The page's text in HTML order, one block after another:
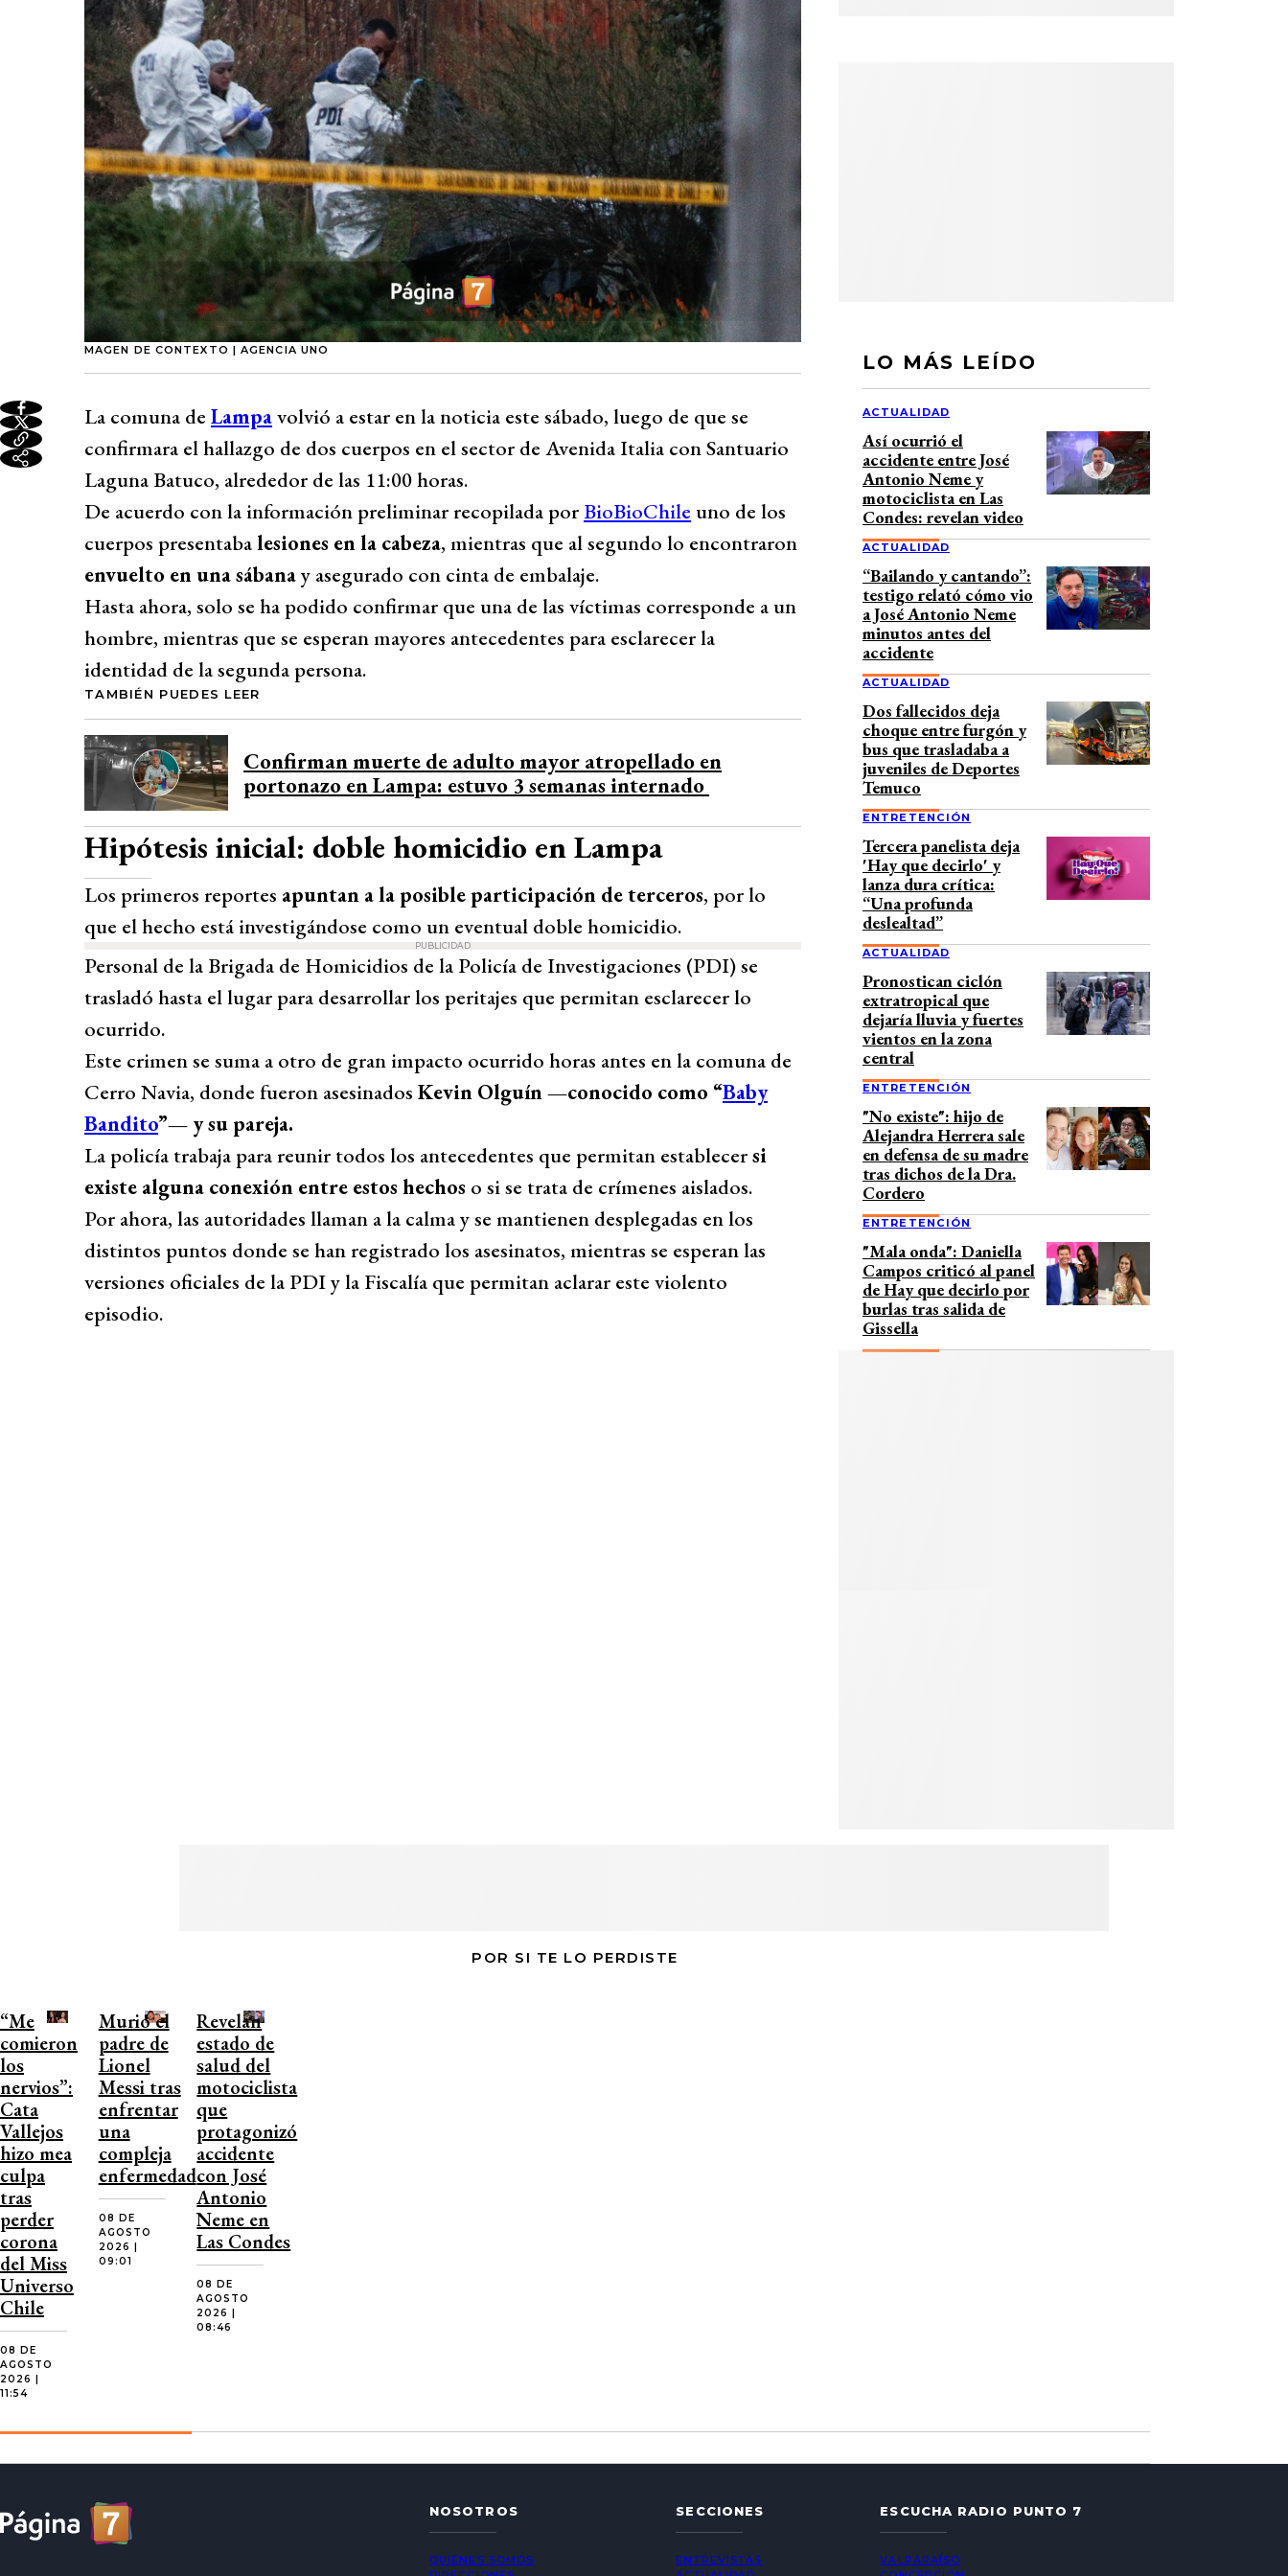
MAGEN DE CONTEXTO | AGENCIA UNO
La comuna de Lampavolvió a estar en la noticia este sábado, luego de que se
confirmara el hallazgo de dos cuerpos en el sector de Avenida Italia con Santuario
Laguna Batuco, alrededor de las 11:00 horas.
De acuerdo con la información preliminar recopilada por BioBioChile uno de los
cuerpos presentabalesiones en la cabeza, mientras que al segundo lo encontraron
envuelto en una sábanay asegurado con cinta de embalaje.
Hasta ahora, solo se ha podido confirmar que una de las víctimas corresponde a un
hombre, mientras que se esperan mayores antecedentes para esclarecer la
identidad de la segunda persona.
TAMBIÉN PUEDES LEER
Confirman muerte de adulto mayor atropellado en
portonazo en Lampa: estuvo 3 semanas internado
Hipótesis inicial: doble homicidio en Lampa
Los primeros reportes apuntan a la posible participación de terceros, por lo
que el hecho está investigándose como un eventual doble homicidio.
PUBLICIDAD
Personal de la Brigada de Homicidios de la Policía de Investigaciones (PDI) se
trasladó hasta el lugar para desarrollar los peritajes que permitan esclarecer lo
ocurrido.
Este crimen se suma a otro de gran impacto ocurrido horas antes en la comuna de
Cerro Navia, donde fueron asesinados Kevin Olguín —conocido como “Baby
Bandito”— y su pareja.
La policía trabaja para reunir todos los antecedentes que permitan establecersi
existe alguna conexión entre estos hechos o si se trata de crímenes aislados.
Por ahora, las autoridades llaman a la calma y se mantienen desplegadas en los
distintos puntos donde se han registrado los asesinatos, mientras se esperan las
versiones oficiales de la PDI y la Fiscalía que permitan aclarar este violento
episodio.
LO MÁS LEÍDO
ACTUALIDAD
Así ocurrió el
accidente entre José
Antonio Neme y
motociclista en Las
Condes: revelan video
ACTUALIDAD
“Bailando y cantando”:
testigo relató cómo vio
a José Antonio Neme
minutos antes del
accidente
ACTUALIDAD
Dos fallecidos deja
choque entre furgón y
bus que trasladaba a
juveniles de Deportes
Temuco
ENTRETENCIÓN
Tercera panelista deja
'Hay que decirlo' y
lanza dura crítica:
“Una profunda
deslealtad”
ACTUALIDAD
Pronostican ciclón
extratropical que
dejaría lluvia y fuertes
vientos en la zona
central
ENTRETENCIÓN
"No existe": hijo de
Alejandra Herrera sale
en defensa de su madre
tras dichos de la Dra.
Cordero
ENTRETENCIÓN
"Mala onda": Daniella
Campos criticó al panel
de Hay que decirlo por
burlas tras salida de
Gissella
POR SI TE LO PERDISTE
“Me
comieron
los
nervios”:
Cata
Vallejos
hizo mea
culpa
tras
perder
corona
del Miss
Universo
Chile
08 DE
AGOSTO
2026 |
11:54
Murió el
padre de
Lionel
Messi tras
enfrentar
una
compleja
enfermedad
08 DE
AGOSTO
2026 |
09:01
Revelan
estado de
salud del
motociclista
que
protagonizó
accidente
con José
Antonio
Neme en
Las Condes
08 DE
AGOSTO
2026 |
08:46
NOSOTROS
QUIÉNES SOMOS
SECCIONES
ENTREVISTAS
ESCUCHA RADIO PUNTO 7
VALPARAÍSO